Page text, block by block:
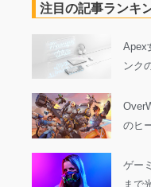
注目の記事ランキ
Apex
ンク
のヒ
ゲー
まで